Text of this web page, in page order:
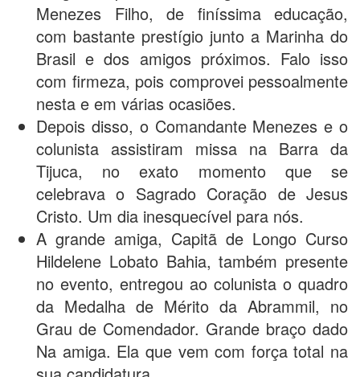
Menezes Filho, de finíssima educação,
com bastante prestígio junto a Marinha do
Brasil e dos amigos próximos. Falo isso
com firmeza, pois comprovei pessoalmente
nesta e em várias ocasiões.
Depois disso, o Comandante Menezes e o
colunista assistiram missa na Barra da
Tijuca, no exato momento que se
celebrava o Sagrado Coração de Jesus
Cristo. Um dia inesquecível para nós.
A grande amiga, Capitã de Longo Curso
Hildelene Lobato Bahia, também presente
no evento, entregou ao colunista o quadro
da Medalha de Mérito da Abrammil, no
Grau de Comendador. Grande braço dado
Na amiga. Ela que vem com força total na